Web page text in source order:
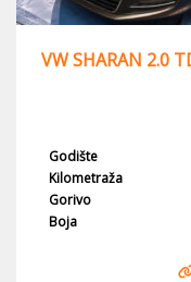
VW SHARAN 2.0
Godište
Kilometraža
Gorivo
Boja